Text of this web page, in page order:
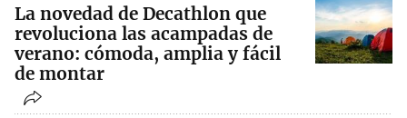
La novedad de Decathlon que
revoluciona las acampadas de
verano: cómoda, amplia y fácil
de montar